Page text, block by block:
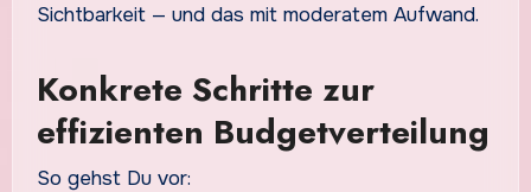
Sichtbarkeit — und das mit moderatem Aufwand.
Konkrete Schritte zur
effizienten Budgetverteilung
So gehst Du vor: